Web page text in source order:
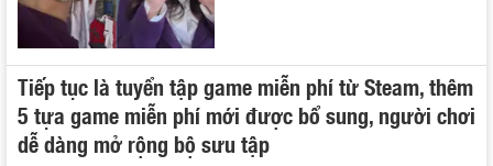
Tiếp tục là tuyển tập game miễn phí từ Steam, thêm
5 tựa game miễn phí mới được bổ sung, người chơi
dễ dàng mở rộng bộ sưu tập